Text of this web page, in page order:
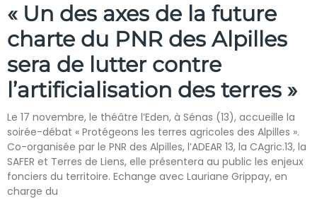
« Un des axes de la future
charte du PNR des Alpilles
sera de lutter contre
l’artificialisation des terres »
Le 17 novembre, le théâtre l’Eden, à Sénas (13), accueille la
soirée-débat « Protégeons les terres agricoles des Alpilles ».
Co-organisée par le PNR des Alpilles, l’ADEAR 13, la CAgric.13, la
SAFER et Terres de Liens, elle présentera au public les enjeux
fonciers du territoire. Echange avec Lauriane Grippay, en
charge du